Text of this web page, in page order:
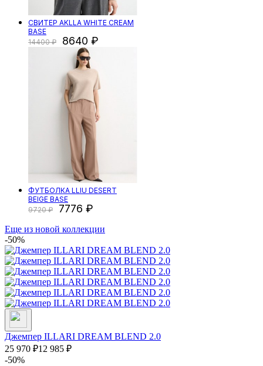
СВИТЕР AKLLA WHITE CREAM
BASE
14400
8640
ФУТБОЛКА LLIU DESERT
BEIGE BASE
9720
7776
Еще из новой коллекции
-50%
Джемпер ILLARI DREAM BLEND 2.0
25 970 ₽12 985 ₽
-50%